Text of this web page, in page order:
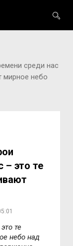
среди нас
мирное небо
– это те
те
небо над